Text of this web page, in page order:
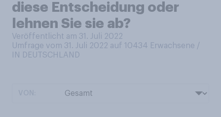
diese Entscheidung oder
lehnen Sie sie ab?
Veröffentlicht am 31. Juli 2022
Umfrage vom 31. Juli 2022 auf 10434 Erwachsene /
IN DEUTSCHLAND